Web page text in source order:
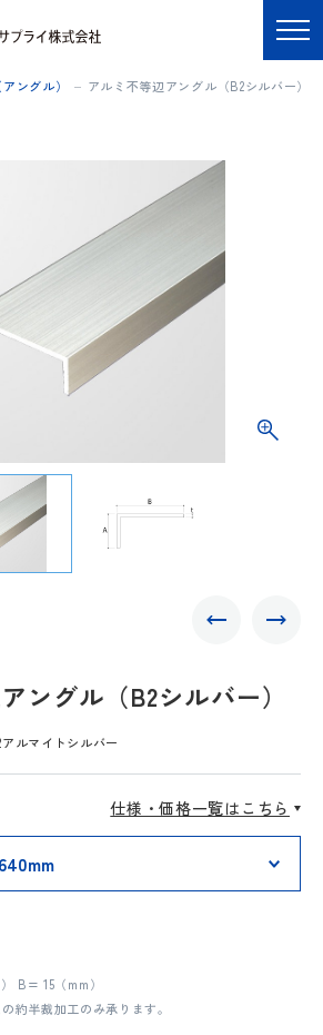
ングル） アルミ不等辺アングル（B2シルバー）
ングル（B2シルバー）
ルマイトシルバー
仕様・価格一覧はこちら
B= 15（mm）
約半裁加工のみ承ります。